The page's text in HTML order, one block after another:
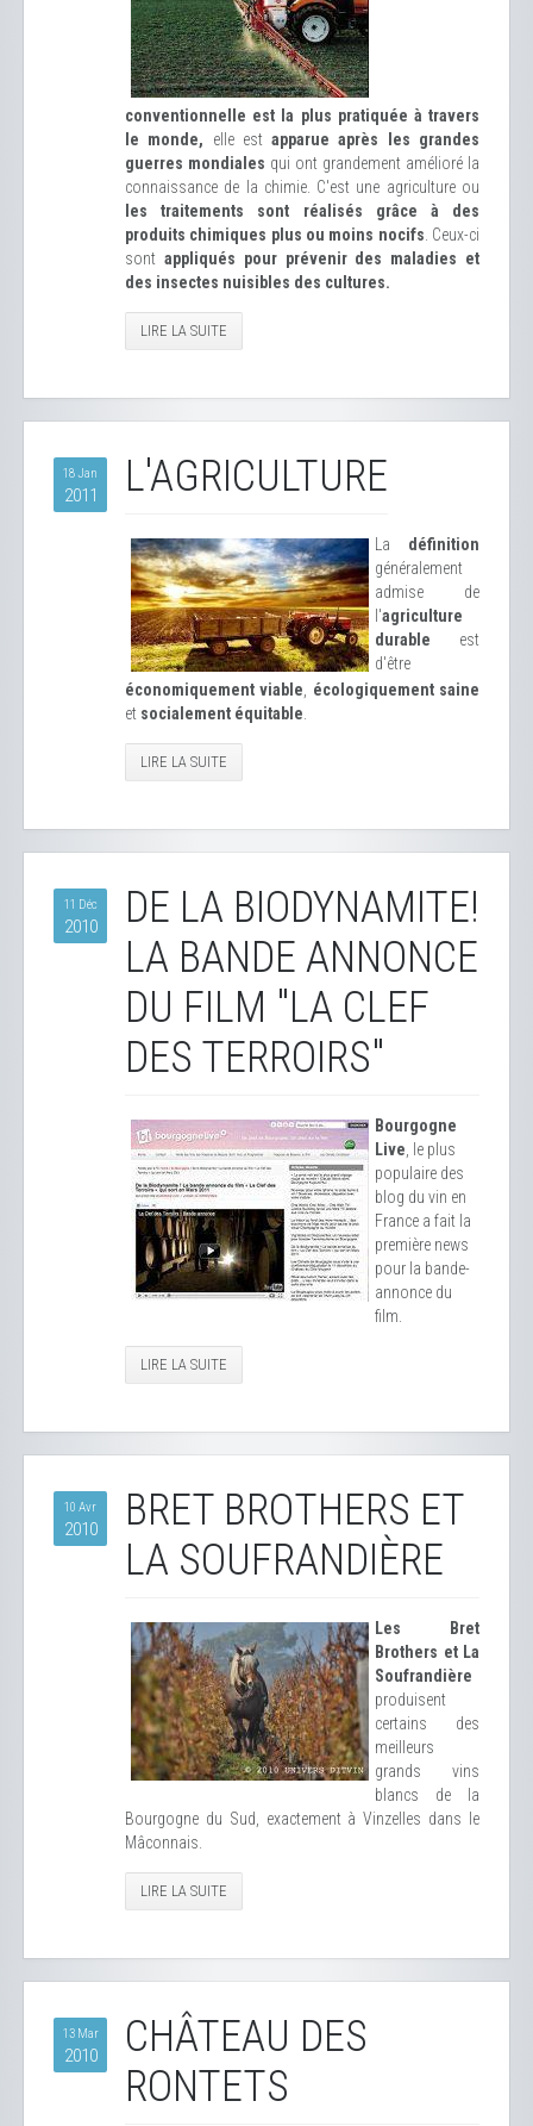
conventionnelle est la plus pratiquée à travers
le monde, elle estapparue après les grandes
guerres mondiales qui ont grandement amélioré la
connaissance de la chimie. C'est une agriculture ou
les traitements sont réalisés grâce à des
produits chimiques plus ou moins nocifs . Ceux-ci
sont appliqués pour prévenir des maladies et
des insectes nuisibles des cultures.
LIRE LA SUITE
18 Jan
2011 L'AGRICULTURE
La définition
généralement
admise de
l'agriculture
durable est
d'être
économiquement viable
écologiquement saine
et socialement équitable
LIRE LA SUITE
11 Déc
2010
DE LA BIODYNAMITE!
LA BANDE ANNONCE
DU FILM "LA CLEF
DES TERROIRS"
Bourgogne
Live , le plus
populaire des
blog du vin en
France a fait la
première news
pour la bande-
annonce du
film.
LIRE LA SUITE
10 Avr
2010
BRET BROTHERS ET
LA SOUFRANDIÈRE
Les Bret
Brothers et La
Soufrandière
produisent
certains des
meilleurs
grands vins
blancs de la
Bourgogne du Sud, exactement à Vinzelles dans le
Mâconnais.
LIRE LA SUITE
13 Mar
2010
CHÂTEAU DES
RONTETS